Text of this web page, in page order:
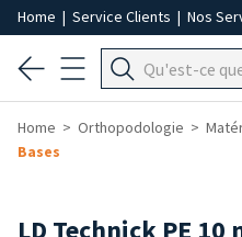
Home | Service Clients | Nos
Home Orthopodologie
Bases
LD Technick PE 10